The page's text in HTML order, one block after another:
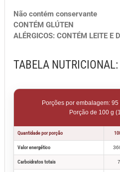
Não contém conservante
CONTÉM GLÚTEN
ALÉRGICOS: CONTÉM LEITE E
TABELA NUTRICIONAL:
Porções por embalagem:
Porção de 100 g
Quantidade por porção
Valor energético
Carboidratos totais